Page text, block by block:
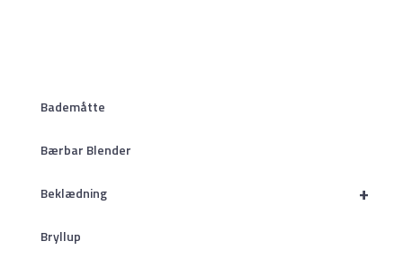
Bademåtte
Bærbar Blender
+
Beklædning
Bryllup